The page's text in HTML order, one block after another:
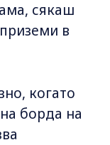
сякаш
в
когато
борда на